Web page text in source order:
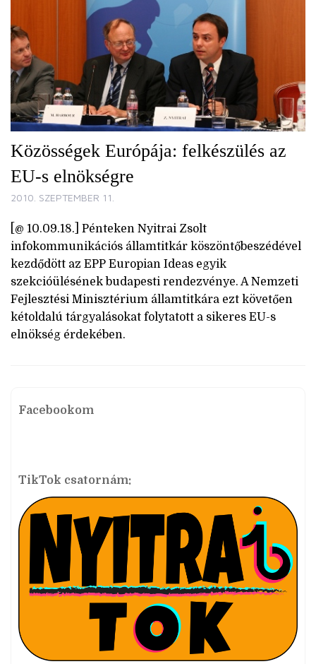
Közösségek Európája: felkészülés az
EU-s elnökségre
2010. SZEPTEMBER 11.
[@ 10.09.18.] Pénteken Nyitrai Zsolt
infokommunikációs államtitkár köszöntőbeszédével
kezdődött az EPP Europian Ideas egyik
szekcióülésének budapesti rendezvénye. A Nemzeti
Fejlesztési Minisztérium államtitkára ezt követően
kétoldalú tárgyalásokat folytatott a sikeres EU-s
elnökség érdekében.
Facebookom
TikTok csatornám: